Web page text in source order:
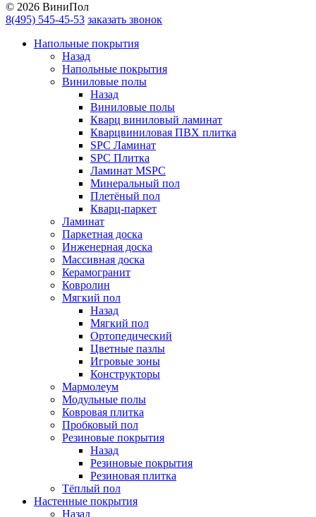
© 2026 ВиниПол
8(495) 545-45-53 заказать звонок
Напольные покрытия
Назад
Напольные покрытия
Виниловые полы
Назад
Виниловые полы
Кварц виниловый ламинат
Кварцвиниловая ПВХ плитка
SPC Ламинат
SPC Плитка
Ламинат MSPC
Минеральный пол
Плетёный пол
Кварц-паркет
Ламинат
Паркетная доска
Инженерная доска
Массивная доска
Керамогранит
Ковролин
Мягкий пол
Назад
Мягкий пол
Ортопедический
Цветные пазлы
Игровые зоны
Конструкторы
Мармолеум
Модульные полы
Ковровая плитка
Пробковый пол
Резиновые покрытия
Назад
Резиновые покрытия
Резиновая плитка
Тёплый пол
Настенные покрытия
Назад